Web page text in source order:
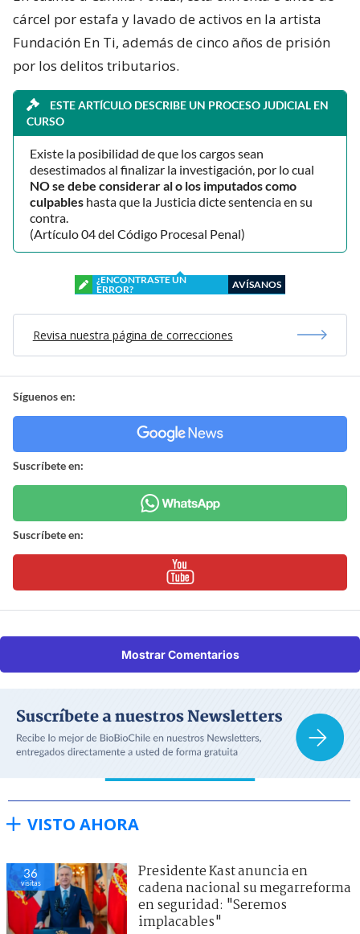
cárcel por estafa y lavado de activos en la artista
Fundación En Ti, además de cinco años de prisión
por los delitos tributarios.
ESTE ARTÍCULO DESCRIBE UN PROCESO JUDICIAL EN
CURSO
Existe la posibilidad de que los cargos sean
desestimados al finalizar la investigación, por lo cual
NO se debe considerar al o los imputados como
culpables hasta que la Justicia dicte sentencia en su
contra.
(Artículo 04 del Código Procesal Penal)
¿ENCONTRASTE UN
ERROR?
AVÍSANOS
Revisa nuestra página de correcciones
Síguenos en:
Suscríbete en:
Suscríbete en:
Mostrar Comentarios
VISTO AHORA
36
visitas
Presidente Kast anuncia en
cadena nacional su megarreforma
en seguridad: "Seremos
implacables"